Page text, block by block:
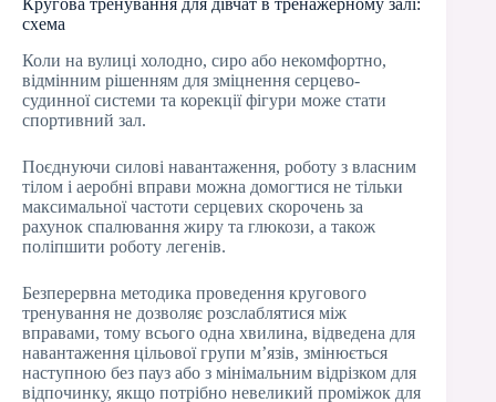
схема
Коли на вулиці холодно, сиро або некомфортно,
відмінним рішенням для зміцнення серцево-
судинної системи та корекції фігури може стати
спортивний зал.
Поєднуючи силові навантаження, роботу з власним
тілом і аеробні вправи можна домогтися не тільки
максимальної частоти серцевих скорочень за
рахунок спалювання жиру та глюкози, а також
поліпшити роботу легенів.
Безперервна методика проведення кругового
тренування не дозволяє розслаблятися між
вправами, тому всього одна хвилина, відведена для
навантаження цільової групи м’язів, змінюється
наступною без пауз або з мінімальним відрізком для
відпочинку, якщо потрібно невеликий проміжок для